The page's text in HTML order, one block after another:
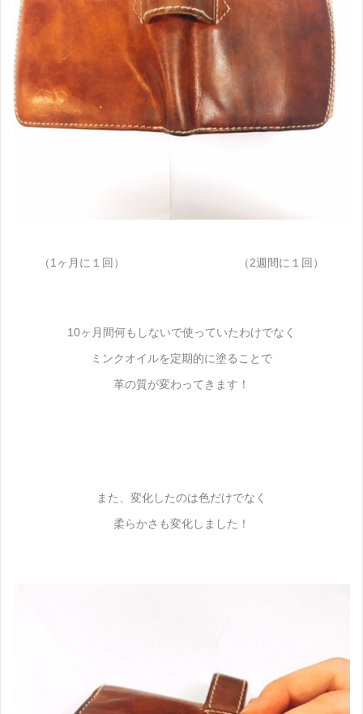
（1ヶ月に１回） （2週間に１回）
10ヶ月間何もしないで使っていたわけでなく
ミンクオイルを定期的に塗ることで
革の質が変わってきます！
また、変化したのは色だけでなく
柔らかさも変化しました！